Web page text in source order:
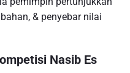
& penyebar nilai
Nasib Es